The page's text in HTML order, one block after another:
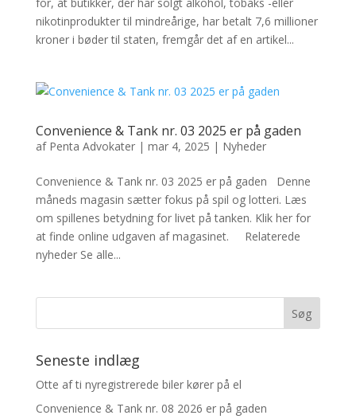
nikotinprodukter til mindreårige, har betalt 7,6 millioner
kroner i bøder til staten, fremgår det af en artikel...
Convenience & Tank nr. 03 2025 er på gaden
af Penta Advokater| mar 4, 2025 | Nyheder
Convenience & Tank nr. 03 2025 er på gaden Denne
måneds magasin sætter fokus på spil og lotteri. Læs
om spillenes betydning for livet på tanken. Klik her for
at finde online udgaven af magasinet. Relaterede
nyheder Se alle...
Seneste indlæg
Otte af ti nyregistrerede biler kører på el
Convenience & Tank nr. 08 2026 er på gaden